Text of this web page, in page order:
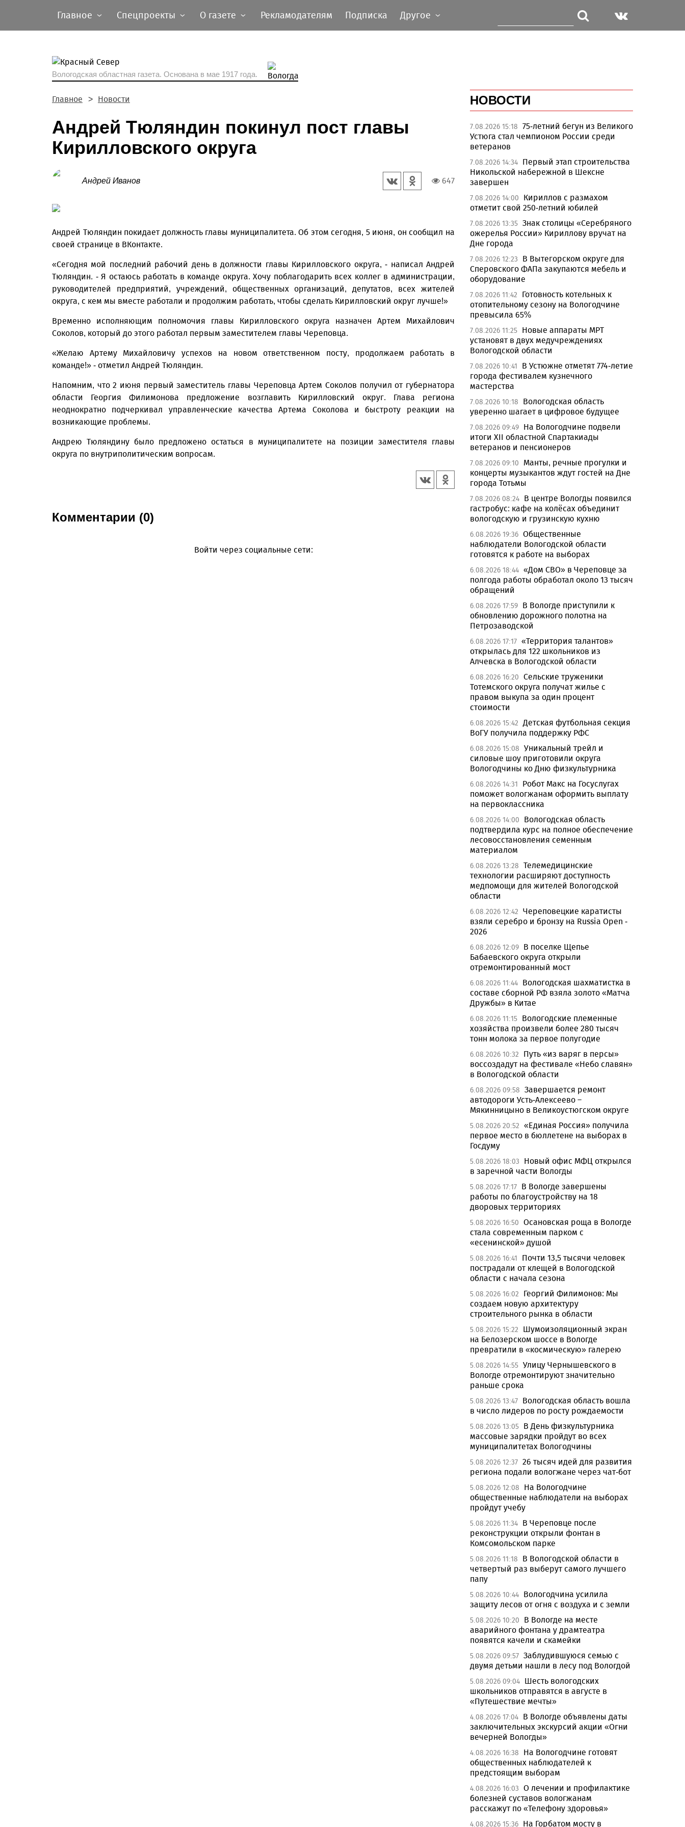
Главное Спецпроекты О газете Рекламодателям Подписка Другое
Вологодская областная газета. Основана в мае 1917 года.
Главное Новости
Андрей Тюляндин покинул пост главы
Кирилловского округа
Андрей Иванов 647
Андрей Тюляндин покидает должность главы муниципалитета. Об этом сегодня, 5 июня, он сообщил на
своей странице в ВКонтакте.
«Сегодня мой последний рабочий день в должности главы Кирилловского округа, - написал Андрей
Тюляндин. - Я остаюсь работать в команде округа. Хочу поблагодарить всех коллег в администрации,
руководителей предприятий, учреждений, общественных организаций, депутатов, всех жителей
округа, с кем мы вместе работали и продолжим работать, чтобы сделать Кирилловский округ лучше!»
Временно исполняющим полномочия главы Кирилловского округа назначен Артем Михайлович
Соколов, который до этого работал первым заместителем главы Череповца.
«Желаю Артему Михайловичу успехов на новом ответственном посту, продолжаем работать в
команде!» - отметил Андрей Тюляндин.
Напомним, что 2 июня первый заместитель главы Череповца Артем Соколов получил от губернатора
области Георгия Филимонова предложение возглавить Кирилловский округ. Глава региона
неоднократно подчеркивал управленческие качества Артема Соколова и быстроту реакции на
возникающие проблемы.
Андрею Тюляндину было предложено остаться в муниципалитете на позиции заместителя главы
округа по внутриполитическим вопросам.
Комментарии (0)
Войти через социальные сети:
НОВОСТИ
7.08.2026 15:18 75-летний бегун из Великого
Устюга стал чемпионом России среди
ветеранов
7.08.2026 14:34 Первый этап строительства
Никольской набережной в Шексне
завершен
7.08.2026 14:00
Кириллов с размахом
отметит свой 250-летний юбилей
7.08.2026 13:35 Знак столицы «Серебряного
ожерелья России» Кириллову вручат на
Дне города
7.08.2026 12:23
В Вытегорском округе для
Сперовского ФАПа закупаются мебель и
оборудование
7.08.2026 11:42
Готовность котельных к
отопительному сезону на Вологодчине
превысила 65%
7.08.2026 11:25 Новые аппараты МРТ
установят в двух медучреждениях
Вологодской области
7.08.2026 10:41
В Устюжне отметят 774-летие
города фестивалем кузнечного
мастерства
7.08.2026 10:18
Вологодская область
уверенно шагает в цифровое будущее
7.08.2026 09:49 На Вологодчине подвели
итоги XII областной Спартакиады
ветеранов и пенсионеров
7.08.2026 09:10
Манты, речные прогулки и
концерты музыкантов ждут гостей на Дне
города Тотьмы
7.08.2026 08:24 В центре Вологды появился
гастробус: кафе на колёсах объединит
вологодскую и грузинскую кухню
6.08.2026 19:36 Общественные
наблюдатели Вологодской области
готовятся к работе на выборах
6.08.2026 18:44 «Дом СВО» в Череповце за
полгода работы обработал около 13 тысяч
обращений
6.08.2026 17:59 В Вологде приступили к
обновлению дорожного полотна на
Петрозаводской
6.08.2026 17:17 «Территория талантов»
открылась для 122 школьников из
Алчевска в Вологодской области
6.08.2026 16:20 Сельские труженики
Тотемского округа получат жилье с
правом выкупа за один процент
стоимости
6.08.2026 15:42 Детская футбольная секция
ВоГУ получила поддержку РФС
6.08.2026 15:08 Уникальный трейл и
силовые шоу приготовили округа
Вологодчины ко Дню физкультурника
6.08.2026 14:31
Робот Макс на Госуслугах
поможет вологжанам оформить выплату
на первоклассника
6.08.2026 14:00
Вологодская область
подтвердила курс на полное обеспечение
лесовосстановления семенным
материалом
6.08.2026 13:28 Телемедицинские
технологии расширяют доступность
медпомощи для жителей Вологодской
области
6.08.2026 12:42 Череповецкие каратисты
взяли серебро и бронзу на Russia Open -
2026
6.08.2026 12:09 В поселке Щепье
Бабаевского округа открыли
отремонтированный мост
6.08.2026 11:44 Вологодская шахматистка в
составе сборной РФ взяла золото «Матча
Дружбы» в Китае
6.08.2026 11:15 Вологодские племенные
хозяйства произвели более 280 тысяч
тонн молока за первое полугодие
6.08.2026 10:32
Путь «из варяг в персы»
воссоздадут на фестивале «Небо славян»
в Вологодской области
6.08.2026 09:58 Завершается ремонт
автодороги Усть-Алексеево –
Мякинницыно в Великоустюгском округе
5.08.2026 20:52 «Единая Россия» получила
первое место в бюллетене на выборах в
Госдуму
5.08.2026 18:03
Новый офис МФЦ открылся
в заречной части Вологды
5.08.2026 17:17 В Вологде завершены
работы по благоустройству на 18
дворовых территориях
5.08.2026 16:50 Осановская роща в Вологде
стала современным парком с
«есенинской» душой
5.08.2026 16:41
Почти 13,5 тысячи человек
пострадали от клещей в Вологодской
области с начала сезона
5.08.2026 16:02
Георгий Филимонов: Мы
создаем новую архитектуру
строительного рынка в области
5.08.2026 15:22
Шумоизоляционный экран
на Белозерском шоссе в Вологде
превратили в «космическую» галерею
5.08.2026 14:55 Улицу Чернышевского в
Вологде отремонтируют значительно
раньше срока
5.08.2026 13:47 Вологодская область вошла
в число лидеров по росту рождаемости
5.08.2026 13:05 В День физкультурника
массовые зарядки пройдут во всех
муниципалитетах Вологодчины
5.08.2026 12:37 26 тысяч идей для развития
региона подали вологжане через чат-бот
5.08.2026 12:08
На Вологодчине
общественные наблюдатели на выборах
пройдут учебу
5.08.2026 11:34 В Череповце после
реконструкции открыли фонтан в
Комсомольском парке
5.08.2026 11:18
В Вологодской области в
четвертый раз выберут самого лучшего
папу
5.08.2026 10:44 Вологодчина усилила
защиту лесов от огня с воздуха и с земли
5.08.2026 10:20
В Вологде на месте
аварийного фонтана у драмтеатра
появятся качели и скамейки
5.08.2026 09:57 Заблудившуюся семью с
двумя детьми нашли в лесу под Вологдой
5.08.2026 09:04 Шесть вологодских
школьников отправятся в августе в
«Путешествие мечты»
4.08.2026 17:04 В Вологде объявлены даты
заключительных экскурсий акции «Огни
вечерней Вологды»
4.08.2026 16:38
На Вологодчине готовят
общественных наблюдателей к
предстоящим выборам
4.08.2026 16:03 О лечении и профилактике
болезней суставов вологжанам
расскажут по «Телефону здоровья»
4.08.2026 15:36 На Горбатом мосту в